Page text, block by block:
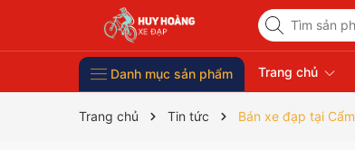
Danh mục sản phẩm Trang chủ
Trang chủ Tin tức Bán xe đạp tại